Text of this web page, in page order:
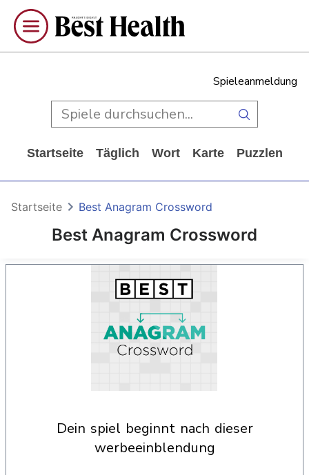
Spieleanmeldung
Startseite Täglich Wort Karte Puzzlen
Best Anagram Crossword
Startseite Best Anagram Crossword
dein spiel beginnt nach dieser
werbeeinblendung